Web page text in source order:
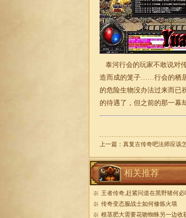
泰河行会的玩家不敢说对
造而成的笼子……行会的栖
的危险生物没办法过来而
的待遇了，但之前的那一幕
上一篇： 真复古传奇吧法师应该
相关推荐
王者传奇,赶紧问道在黑野猪何必
传奇变态服战士如何修炼火墙
根茎肥大需要花吻蜘蛛另一边收